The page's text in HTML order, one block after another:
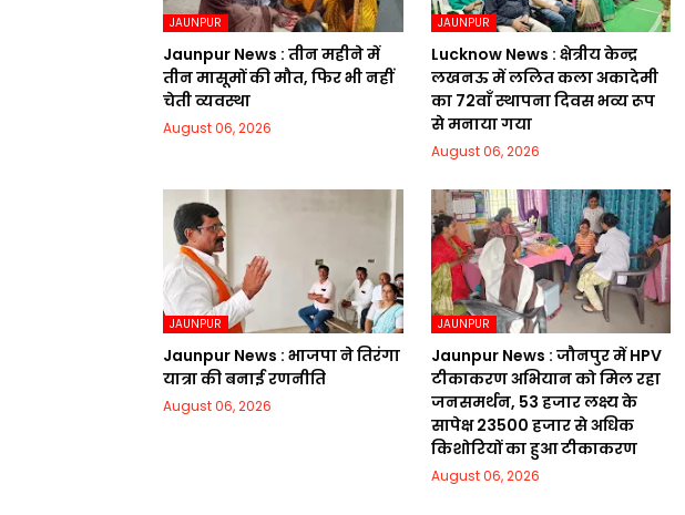
JAUNPUR
Jaunpur News : तीन महीने में
तीन मासूमों की मौत, फिर भी नहीं
चेती व्यवस्था
August 06, 2026
JAUNPUR
Lucknow News : क्षेत्रीय केन्द्र
लखनऊ में ललित कला अकादेमी
का 72वाॅं स्थापना दिवस भव्य रूप
से मनाया गया
August 06, 2026
JAUNPUR
Jaunpur News : भाजपा ने तिरंगा
यात्रा की बनाई रणनीति
August 06, 2026
JAUNPUR
Jaunpur News : जौनपुर में HPV
टीकाकरण अभियान को मिल रहा
जनसमर्थन, 53 हजार लक्ष्य के
सापेक्ष 23500 हजार से अधिक
किशोरियों का हुआ टीकाकरण
August 06, 2026